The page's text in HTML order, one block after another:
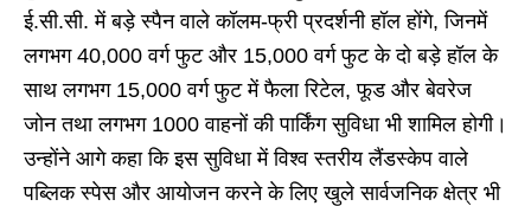
ई.सी.सी. में बड़े स्पैन वाले कॉलम-फ्री प्रदर्शनी हॉल होंगे, जिनमें
लगभग 40,000 वर्ग फुट और 15,000 वर्ग फुट के दो बड़े हॉल के
साथ लगभग 15,000 वर्ग फुट में फैला रिटेल, फूड और बेवरेज
जोन तथा लगभग 1000 वाहनों की पार्किंग सुविधा भी शामिल होगी।
उन्होंने आगे कहा कि इस सुविधा में विश्व स्तरीय लैंडस्केप वाले
पब्लिक स्पेस और आयोजन करने के लिए खुले सार्वजनिक क्षेत्र भी